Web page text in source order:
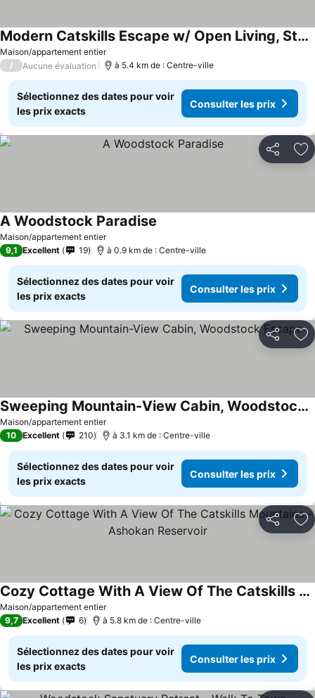
Maison/appartement entier
Modern Catskills Escape w/ Open Living, Steam Shower, Fireplace & Hot Tub w/ Mountain Views, Minutes From Woodstock & Trails Suncliff Vista
/ Aucune évaluation à 5.4 km de : Centre-ville
Sélectionnez des dates pour voir
les prix exacts
Consulter les prix
Partager
Maison/appartement entier
A Woodstock Paradise
9,1 Excellent 19 à 0.9 km de : Centre-ville
Sélectionnez des dates pour voir
les prix exacts
Consulter les prix
Partager
Maison/appartement entier
Sweeping Mountain-View Cabin, Woodstock Escape
10 Excellent 210 à 3.1 km de : Centre-ville
Sélectionnez des dates pour voir
les prix exacts
Consulter les prix
Partager
Maison/appartement entier
Cozy Cottage With A View Of The Catskills Mountains - Ashokan Reservoir
9,7 Excellent 6 à 5.8 km de : Centre-ville
Sélectionnez des dates pour voir
les prix exacts
Consulter les prix